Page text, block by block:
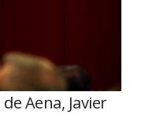
Aena, Javier